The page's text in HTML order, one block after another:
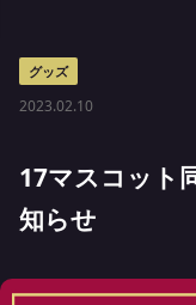
グッズ
2023.02.10
17マスコット
知らせ